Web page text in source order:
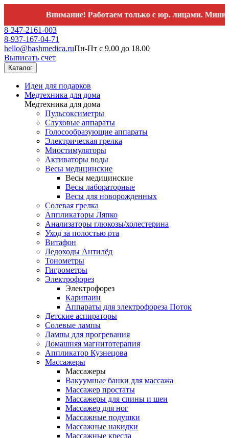
Внимание! Работаем только с юр. лицами.
8-347-2161-003
8-937-167-04-71
hello@bashmedica.ruПн-Пт с 9.00 до 18.00
Выписать счет
Каталог
Идеи для подарков
Медтехника для дома
Медтехника для дома
Пульсоксиметры
Слуховые аппараты
Голосообразующие аппараты
Электрическая грелка
Миостимуляторы
Активаторы воды
Весы медицинские
Весы медицинские
Весы лабораторные
Весы для новорожденных
Солевая грелка
Аппликаторы Ляпко
Анализаторы глюкозы/холестерина
Уход за полостью рта
Витафон
Ледоходы Антилёд
Тонометры
Гигрометры
Электрофорез
Электрофорез
Карипаин
Аппараты для электрофореза Поток
Детские аспираторы
Солевые лампы
Лампы для прогревания
Домашняя магнитотерапия
Аппликатор Кузнецова
Массажеры
Массажеры
Вакуумные банки для массажа
Массажер простаты
Массажеры для спины и шеи
Массажер для ног
Массажные подушки
Массажные накидки
Массажные кресла